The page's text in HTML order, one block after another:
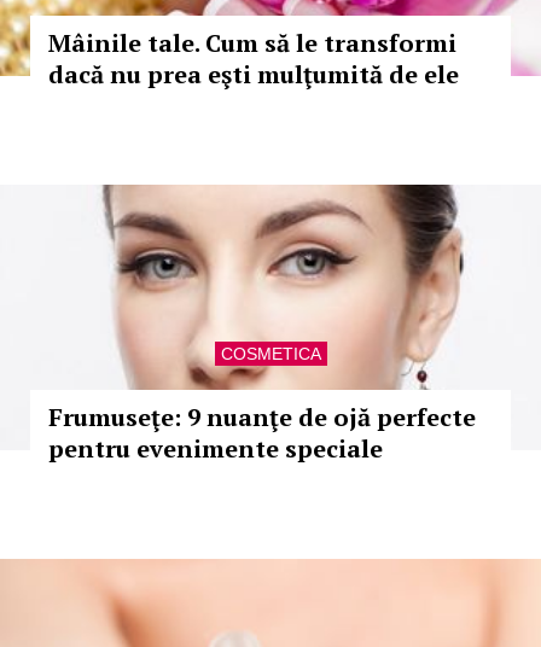
Mâinile tale. Cum să le transformi
dacă nu prea eşti mulţumită de ele
COSMETICA
Frumuseţe: 9 nuanţe de ojă perfecte
pentru evenimente speciale